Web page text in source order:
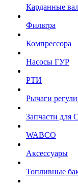
Карданные
Фильтра
Компрессора
Насосы ГУР
РТИ
Рычаги
Запчасти для
WABCO
Аксессуары
Топливные